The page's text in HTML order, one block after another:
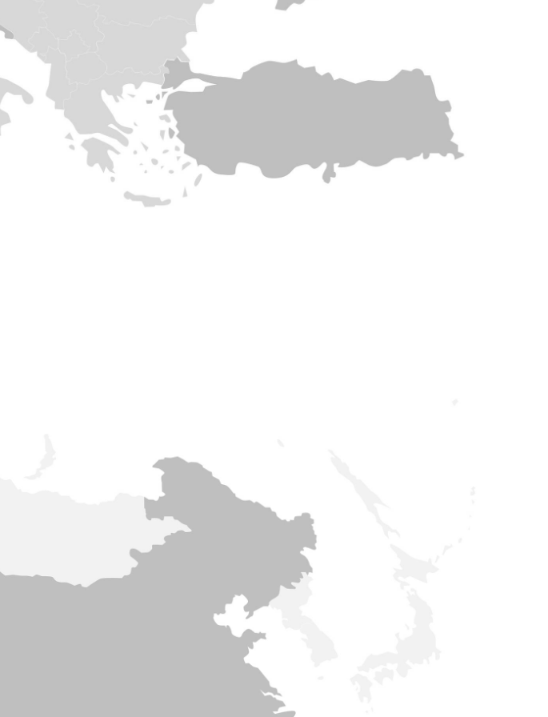
www.assmann.com.tr
ASSMANN Electronic Asia Ltd.
contact@assmann-asia.com
ASSMANN Electronic (Ning Bo)
Co., Ltd.
contact@assmann-asia.com
https://www.assmann.com.tw/
ASSMANN Electronic Company
ASSMANN Electronic
(Dongguan) Co., Ltd.
contact@assmann-asia.com